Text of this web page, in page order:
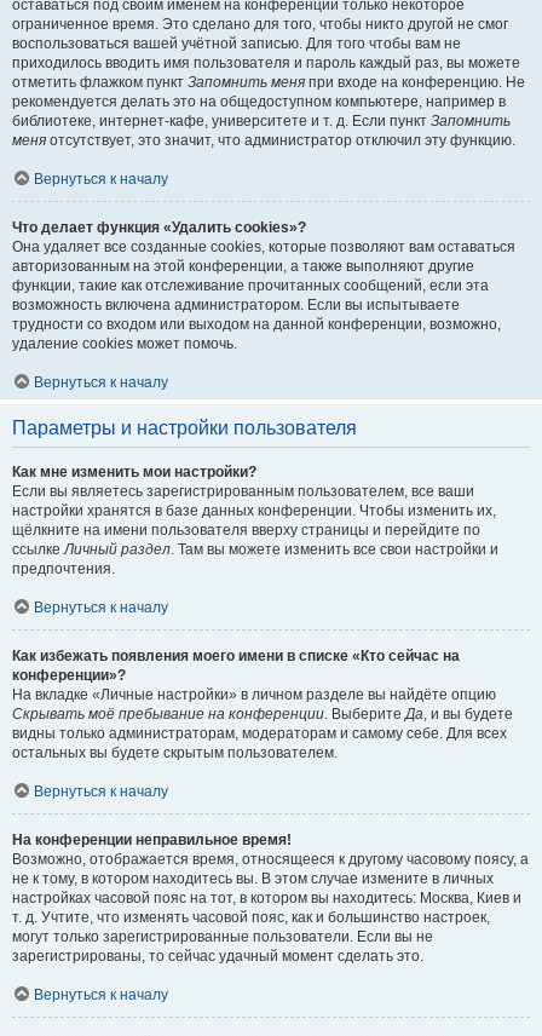
оставаться под своим именем на конференции только некоторое
ограниченное время. Это сделано для того, чтобы никто другой не смог
воспользоваться вашей учётной записью. Для того чтобы вам не
приходилось вводить имя пользователя и пароль каждый раз, вы можете
отметить флажком пункт Запомнить меня при входе на конференцию. Не
рекомендуется делать это на общедоступном компьютере, например в
библиотеке, интернет-кафе, университете и т. д. Если пункт Запомнить
меня отсутствует, это значит, что администратор отключил эту функцию.
Вернуться к началу
Что делает функция «Удалить cookies»?
Она удаляет все созданные cookies, которые позволяют вам оставаться
авторизованным на этой конференции, а также выполняют другие
функции, такие как отслеживание прочитанных сообщений, если эта
возможность включена администратором. Если вы испытываете
трудности со входом или выходом на данной конференции, возможно,
удаление cookies может помочь.
Вернуться к началу
Параметры и настройки пользователя
Как мне изменить мои настройки?
Если вы являетесь зарегистрированным пользователем, все ваши
настройки хранятся в базе данных конференции. Чтобы изменить их,
щёлкните на имени пользователя вверху страницы и перейдите по
ссылкеЛичный раздел. Там вы можете изменить все свои настройки и
предпочтения.
Вернуться к началу
Как избежать появления моего имени в списке «Кто сейчас на
конференции»?
На вкладке «Личные настройки» в личном разделе вы найдёте опцию
Скрывать моё пребывание на конференции. ВыберитеДа, и вы будете
видны только администраторам, модераторам и самому себе. Для всех
остальных вы будете скрытым пользователем.
Вернуться к началу
На конференции неправильное время!
Возможно, отображается время, относящееся к другому часовому поясу, а
не к тому, в котором находитесь вы. В этом случае измените в личных
настройках часовой пояс на тот, в котором вы находитесь: Москва, Киев и
т. д. Учтите, что изменять часовой пояс, как и большинство настроек,
могут только зарегистрированные пользователи. Если вы не
зарегистрированы, то сейчас удачный момент сделать это.
Вернуться к началу